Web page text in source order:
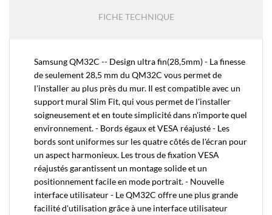
FICHE TECHNIQUE
Samsung QM32C -- Design ultra fin(28,5mm) - La finesse
de seulement 28,5 mm du QM32C vous permet de
l'installer au plus près du mur. Il est compatible avec un
support mural Slim Fit, qui vous permet de l'installer
soigneusement et en toute simplicité dans n'importe quel
environnement. - Bords égaux et VESA réajusté - Les
bords sont uniformes sur les quatre côtés de l'écran pour
un aspect harmonieux. Les trous de fixation VESA
réajustés garantissent un montage solide et un
positionnement facile en mode portrait. - Nouvelle
interface utilisateur - Le QM32C offre une plus grande
facilité d'utilisation grâce à une interface utilisateur